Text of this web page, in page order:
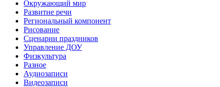
Окружающий мир
Развитие речи
Региональный компонент
Рисование
Сценарии праздников
Управление ДОУ
Физкультура
Разное
Аудиозаписи
Видеозаписи